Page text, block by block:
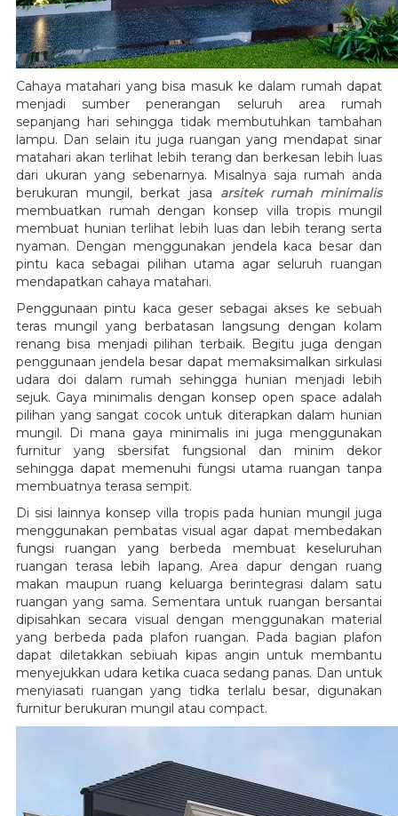
Cahaya matahari yang bisa masuk ke dalam rumah dapat
menjadi sumber penerangan seluruh area rumah
sepanjang hari sehingga tidak membutuhkan tambahan
lampu. Dan selain itu juga ruangan yang mendapat sinar
matahari akan terlihat lebih terang dan berkesan lebih luas
dari ukuran yang sebenarnya. Misalnya saja rumah anda
berukuran mungil, berkat jasa arsitek rumah minimalis
membuatkan rumah dengan konsep villa tropis mungil
membuat hunian terlihat lebih luas dan lebih terang serta
nyaman. Dengan menggunakan jendela kaca besar dan
pintu kaca sebagai pilihan utama agar seluruh ruangan
mendapatkan cahaya matahari.
Penggunaan pintu kaca geser sebagai akses ke sebuah
teras mungil yang berbatasan langsung dengan kolam
renang bisa menjadi pilihan terbaik. Begitu juga dengan
penggunaan jendela besar dapat memaksimalkan sirkulasi
udara doi dalam rumah sehingga hunian menjadi lebih
sejuk. Gaya minimalis dengan konsep open space adalah
pilihan yang sangat cocok untuk diterapkan dalam hunian
mungil. Di mana gaya minimalis ini juga menggunakan
furnitur yang sbersifat fungsional dan minim dekor
sehingga dapat memenuhi fungsi utama ruangan tanpa
membuatnya terasa sempit.
Di sisi lainnya konsep villa tropis pada hunian mungil juga
menggunakan pembatas visual agar dapat membedakan
fungsi ruangan yang berbeda membuat keseluruhan
ruangan terasa lebih lapang. Area dapur dengan ruang
makan maupun ruang keluarga berintegrasi dalam satu
ruangan yang sama. Sementara untuk ruangan bersantai
dipisahkan secara visual dengan menggunakan material
yang berbeda pada plafon ruangan. Pada bagian plafon
dapat diletakkan sebiuah kipas angin untuk membantu
menyejukkan udara ketika cuaca sedang panas. Dan untuk
menyiasati ruangan yang tidka terlalu besar, digunakan
furnitur berukuran mungil atau compact.